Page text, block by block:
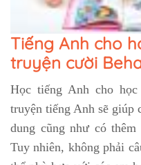
Tiếng Anh cho
truyện cười
Học tiếng Anh cho
truyện tiếng Anh sẽ giúp
dung cũng như có
Tuy nhiên, không phải